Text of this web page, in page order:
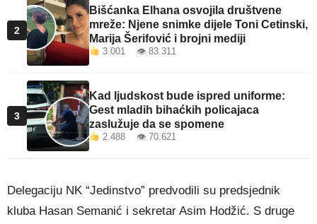
2
Bišćanka Elhana osvojila društvene
mreže: Njene snimke dijele Toni Cetinski,
Marija Šerifović i brojni mediji
3.001 👁 83.311
3
Kad ljudskost bude ispred uniforme:
Gest mladih bihaćkih policajaca
zaslužuje da se spomene
2.488 👁 70.621
Delegaciju NK “Jedinstvo” predvodili su predsjednik
kluba Hasan Semanić i sekretar Asim Hodžić. S druge